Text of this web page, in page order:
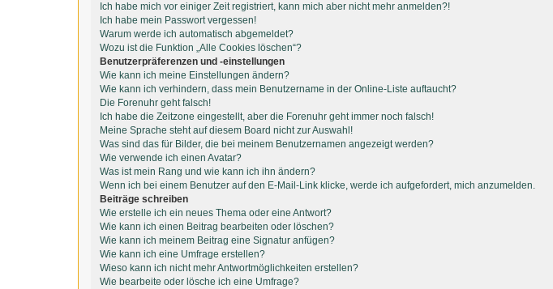
Ich habe mich vor einiger Zeit registriert, kann mich aber nicht mehr anmelden?!
Ich habe mein Passwort vergessen!
Warum werde ich automatisch abgemeldet?
Wozu ist die Funktion „Alle Cookies löschen“?
Benutzerpräferenzen und -einstellungen
Wie kann ich meine Einstellungen ändern?
Wie kann ich verhindern, dass mein Benutzername in der Online-Liste auftaucht?
Die Forenuhr geht falsch!
Ich habe die Zeitzone eingestellt, aber die Forenuhr geht immer noch falsch!
Meine Sprache steht auf diesem Board nicht zur Auswahl!
Was sind das für Bilder, die bei meinem Benutzernamen angezeigt werden?
Wie verwende ich einen Avatar?
Was ist mein Rang und wie kann ich ihn ändern?
Wenn ich bei einem Benutzer auf den E-Mail-Link klicke, werde ich aufgefordert, mich anzumelden.
Beiträge schreiben
Wie erstelle ich ein neues Thema oder eine Antwort?
Wie kann ich einen Beitrag bearbeiten oder löschen?
Wie kann ich meinem Beitrag eine Signatur anfügen?
Wie kann ich eine Umfrage erstellen?
Wieso kann ich nicht mehr Antwortmöglichkeiten erstellen?
Wie bearbeite oder lösche ich eine Umfrage?